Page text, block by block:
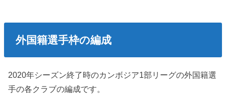
外国籍選手枠の編成
2020年シーズン終了時のカンボジア1部リーグの外国籍選
手の各クラブの編成です。